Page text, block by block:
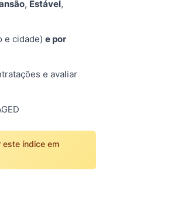
, Estável,
e cidade) e por
e avaliar
este índice em